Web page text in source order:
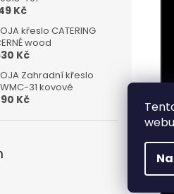
Kč
křeslo CATERING
wood
Kč
Zahradní křeslo
31 kovové
Kč